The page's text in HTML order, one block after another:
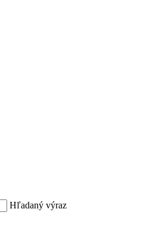
Hľadaný výraz